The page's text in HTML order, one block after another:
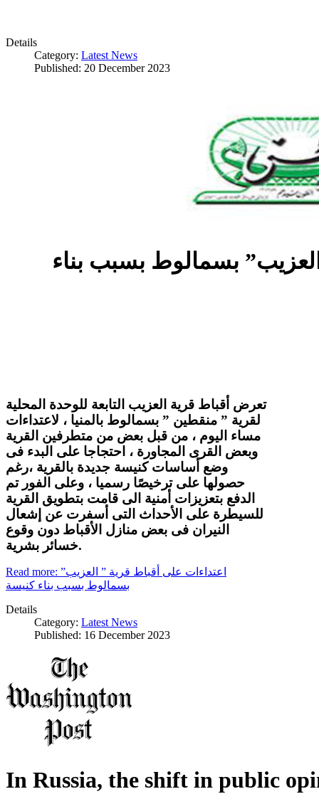
Details
Category: Latest News
Published: 20 December 2023
بسمالوط بسبب بناء
تعرض أقباط قرية العزيب التابعة للوحدة المحلية
لقرية ” منقطين ” بسمالوط بالمنيا ، لاعتداءات
مساء اليوم ، من قبل بعض من متطرفين القرية
وبعض القرى المجاورة ، احتجاجا على البدء فى
وضع أساسات كنيسة جديدة بالقرية ،رغم
حصولها على ترخيصًا رسميا ، وعلى الفور تم
الدفع بتعزيزات أمنية الى قامت بتطويق القرية
للسيطرة على الأحداث التى أسفرت عن إشعال
النيران فى بعض منازل الأقباط دون وقوع
خسائر بشرية.
Read more: اعتداءات على أقباط قرية ” العزيب”
بسمالوط بسبب بناء كنيسة
Details
Category: Latest News
Published: 16 December 2023
In Russia, the shift in public